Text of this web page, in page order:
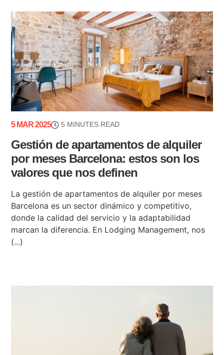
5 MAR 2025 5 MINUTES READ
Gestión de apartamentos de alquiler
por meses Barcelona: estos son los
valores que nos definen
La gestión de apartamentos de alquiler por meses
Barcelona es un sector dinámico y competitivo,
donde la calidad del servicio y la adaptabilidad
marcan la diferencia. En Lodging Management, nos
(...)